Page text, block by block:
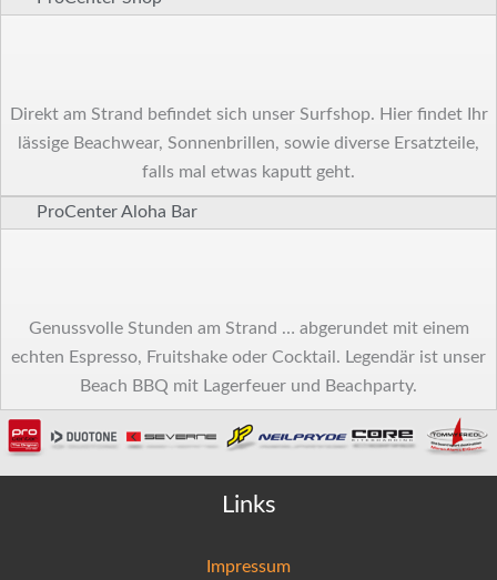
Direkt am Strand befindet sich unser Surfshop. Hier findet Ihr
lässige Beachwear, Sonnenbrillen, sowie diverse Ersatzteile,
falls mal etwas kaputt geht.
ProCenter Aloha Bar
Genussvolle Stunden am Strand … abgerundet mit einem
echten Espresso, Fruitshake oder Cocktail. Legendär ist unser
Beach BBQ mit Lagerfeuer und Beachparty.
Links
Impressum